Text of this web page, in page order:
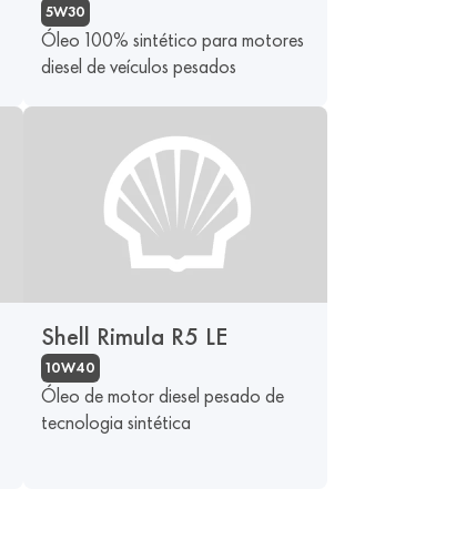
5W30
Óleo 100% sintético para motores
diesel de veículos pesados
Shell Rimula R5 LE
10W40
Óleo de motor diesel pesado de
tecnologia sintética